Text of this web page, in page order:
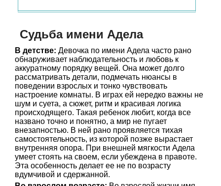
Судьба имени Адела
В детстве: Девочка по имени Адела часто рано
обнаруживает наблюдательность и любовь к
аккуратному порядку вещей. Она может долго
рассматривать детали, подмечать нюансы в
поведении взрослых и тонко чувствовать
настроение комнаты. В играх ей нередко важны не
шум и суета, а сюжет, ритм и красивая логика
происходящего. Такая ребенок любит, когда все
названо точно и понятно, а мир не пугает
внезапностью. В ней рано проявляется тихая
самостоятельность, из которой позже вырастает
внутренняя опора. При внешней мягкости Адела
умеет стоять на своем, если убеждена в правоте.
Эта особенность делает ее не по возрасту
вдумчивой и сдержанной.